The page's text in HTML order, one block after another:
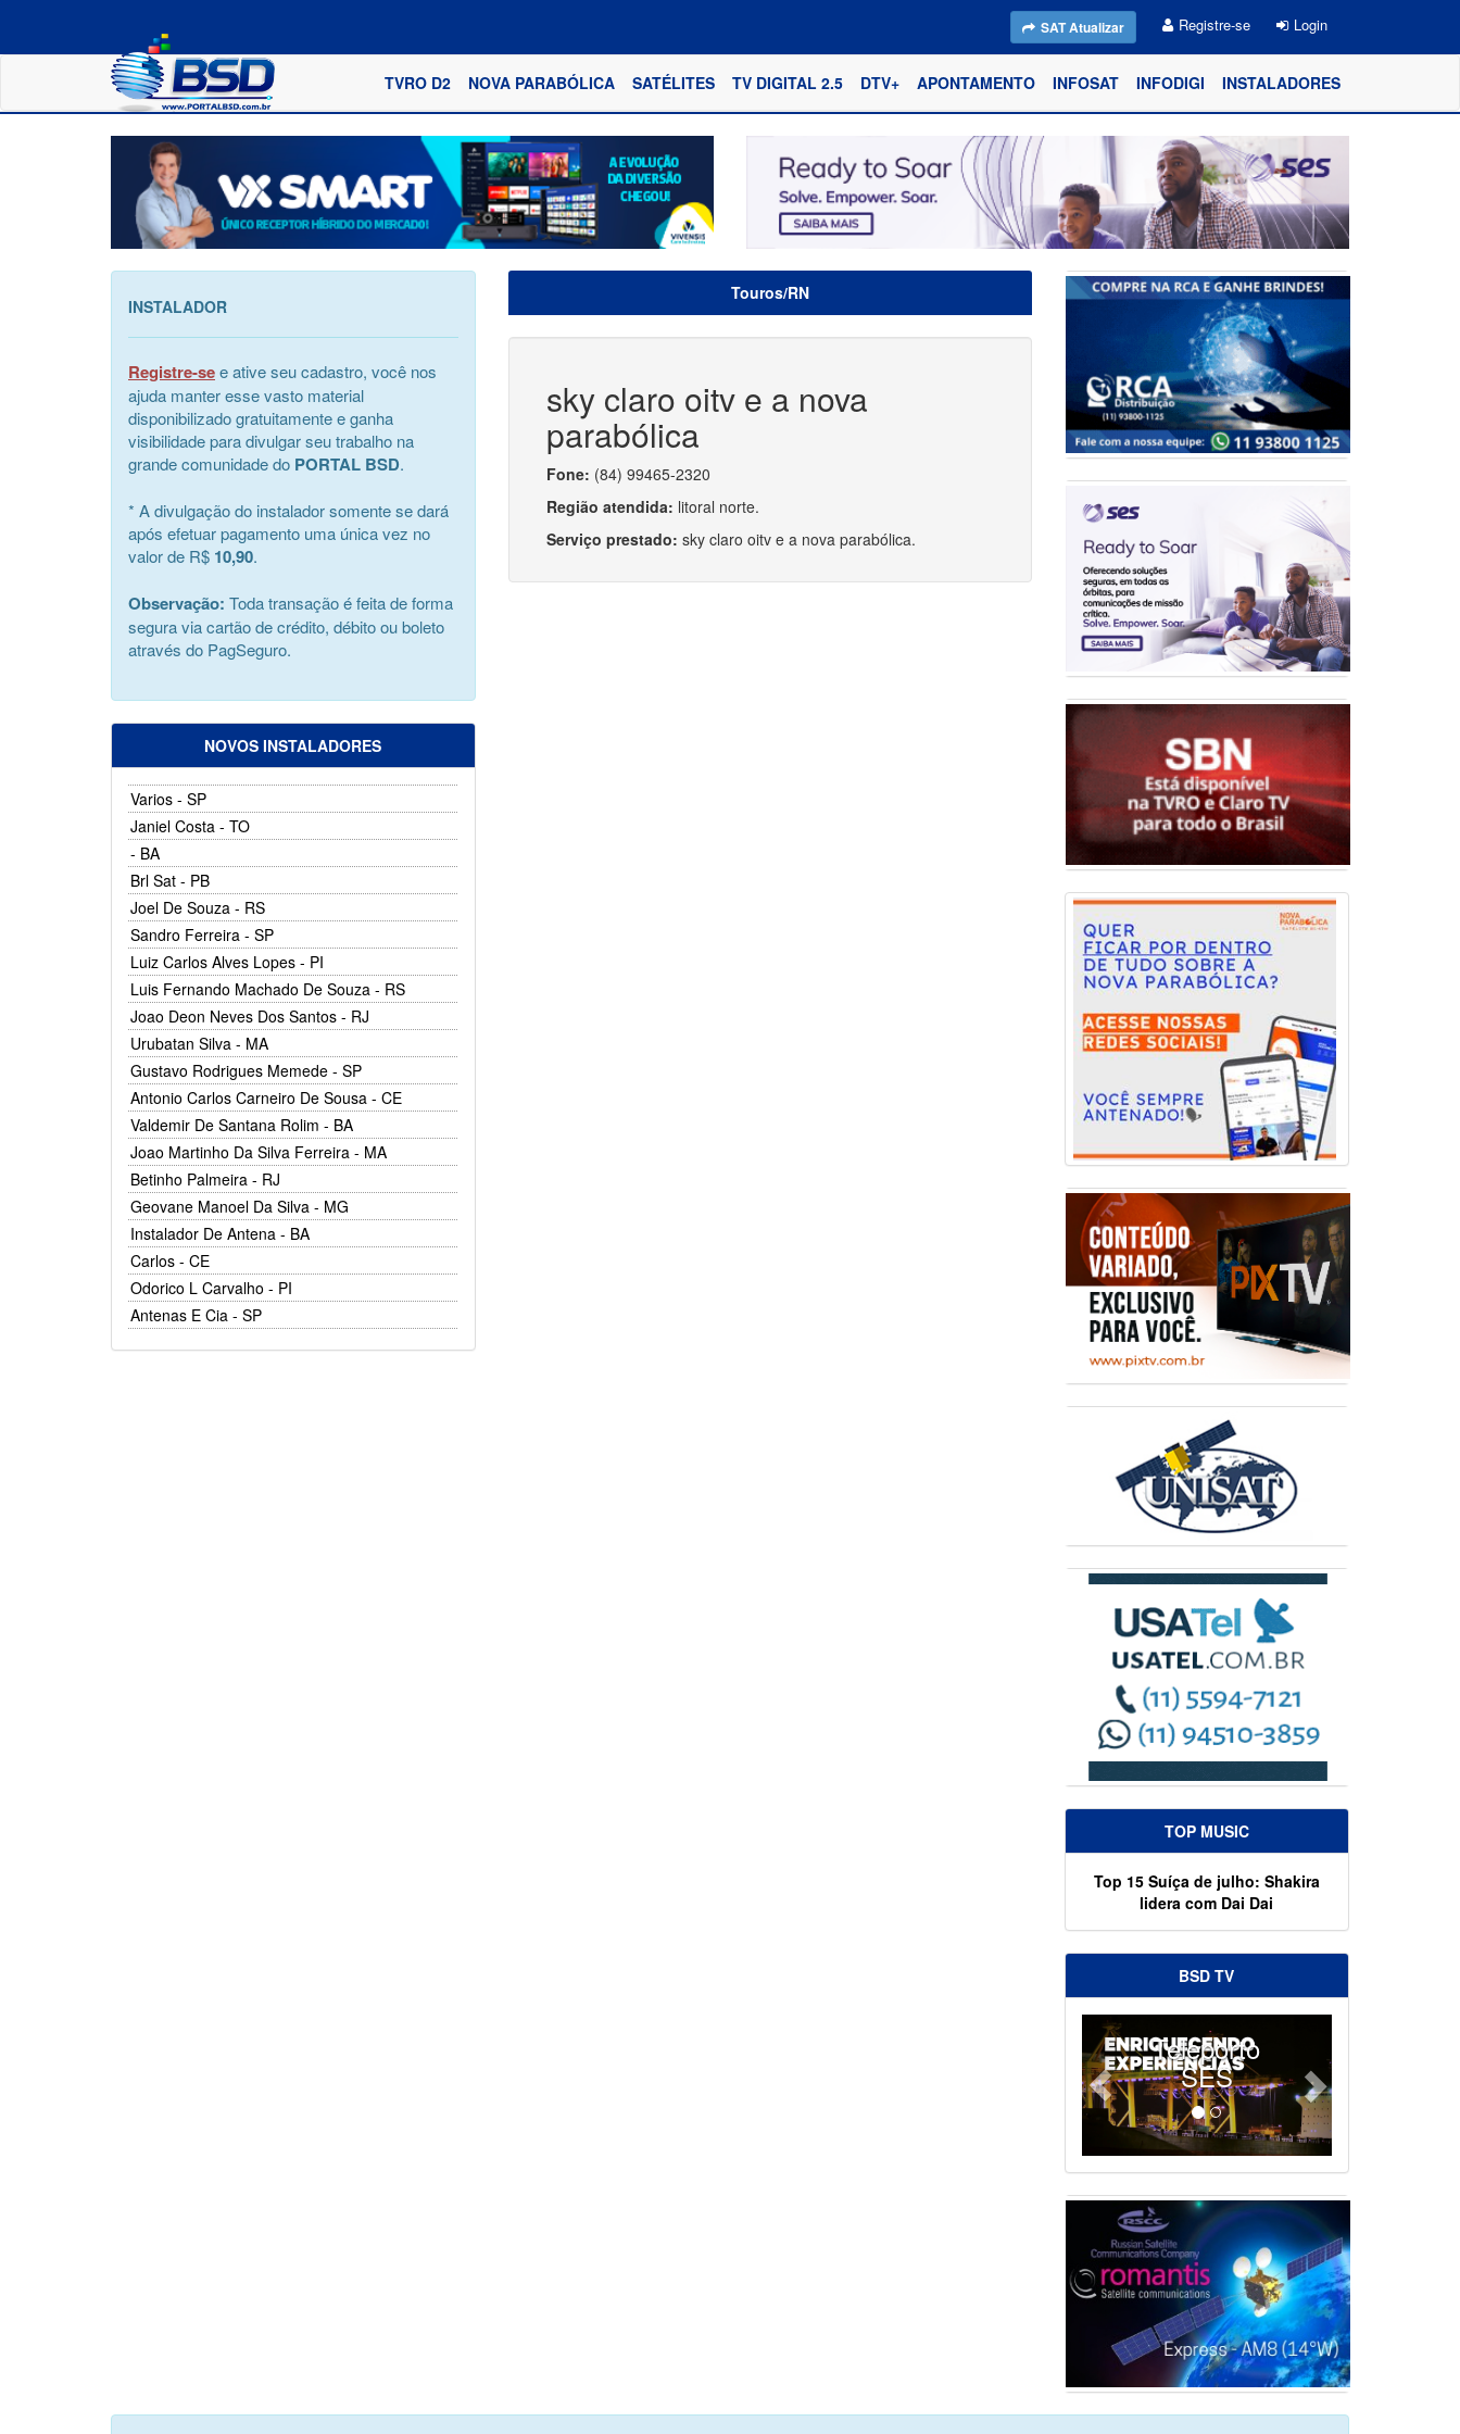
SAT Atualizar Registre-se Login
TVRO D2 NOVA PARABÓLICA SATÉLITES TV DIGITAL 2.5 DTV+ APONTAMENTO INFOSAT INFODIGI INSTALADORES
INSTALADOR
Registre-see ative seu cadastro, você nos
ajuda manter esse vasto material
disponibilizado gratuitamente e ganha
visibilidade para divulgar seu trabalho na
grande comunidade do PORTAL BSD.
* A divulgação do instalador somente se dará
após efetuar pagamento uma única vez no
valor de R$ 10,90.
Observação: Toda transação é feita de forma
segura via cartão de crédito, débito ou boleto
através do PagSeguro.
NOVOS INSTALADORES
Varios - SP
Janiel Costa - TO
- BA
Brl Sat - PB
Joel De Souza - RS
Sandro Ferreira - SP
Luiz Carlos Alves Lopes - PI
Luis Fernando Machado De Souza - RS
Joao Deon Neves Dos Santos - RJ
Urubatan Silva - MA
Gustavo Rodrigues Memede - SP
Antonio Carlos Carneiro De Sousa - CE
Valdemir De Santana Rolim - BA
Joao Martinho Da Silva Ferreira - MA
Betinho Palmeira - RJ
Geovane Manoel Da Silva - MG
Instalador De Antena - BA
Carlos - CE
Odorico L Carvalho - PI
Antenas E Cia - SP
Touros/RN
sky claro oitv e a nova
parabólica
Fone: (84) 99465-2320
Região atendida: litoral norte.
Serviço prestado: sky claro oitv e a nova parabólica.
TOP MUSIC
Top 15 Suíça de julho: Shakira
lidera com Dai Dai
BSD TV
Teleporto
SES